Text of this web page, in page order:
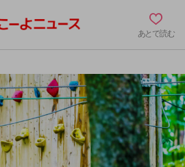
あとで読む